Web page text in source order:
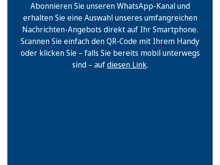
Abonnieren Sie unseren WhatsApp-Kanal und
erhalten Sie eine Auswahl unseres umfangreichen
Nachrichten-Angebots direkt auf Ihr Smartphone.
Scannen Sie einfach den QR-Code mit Ihrem Handy
oder klicken Sie – falls Sie bereits mobil unterwegs
sind – aufdiesen Link.